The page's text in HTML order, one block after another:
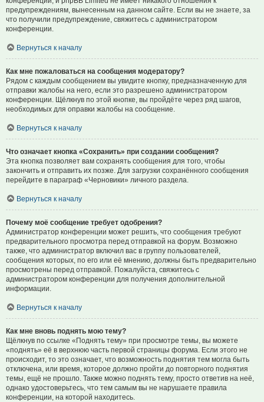
предупреждениям, вынесенным на данном сайте. Если вы не знаете, за
что получили предупреждение, свяжитесь с администратором
конференции.
Вернуться к началу
Как мне пожаловаться на сообщения модератору?
Рядом с каждым сообщением вы увидите кнопку, предназначенную для
отправки жалобы на него, если это разрешено администратором
конференции. Щёлкнув по этой кнопке, вы пройдёте через ряд шагов,
необходимых для оправки жалобы на сообщение.
Вернуться к началу
Что означает кнопка «Сохранить» при создании сообщения?
Эта кнопка позволяет вам сохранять сообщения для того, чтобы
закончить и отправить их позже. Для загрузки сохранённого сообщения
перейдите в параграф «Черновики» личного раздела.
Вернуться к началу
Почему моё сообщение требует одобрения?
Администратор конференции может решить, что сообщения требуют
предварительного просмотра перед отправкой на форум. Возможно
также, что администратор включил вас в группу пользователей,
сообщения которых, по его или её мнению, должны быть предварительно
просмотрены перед отправкой. Пожалуйста, свяжитесь с
администратором конференции для получения дополнительной
информации.
Вернуться к началу
Как мне вновь поднять мою тему?
Щёлкнув по ссылке «Поднять тему» при просмотре темы, вы можете
«поднять» её в верхнюю часть первой страницы форума. Если этого не
происходит, то это означает, что возможность поднятия тем могла быть
отключена, или время, которое должно пройти до повторного поднятия
темы, ещё не прошло. Также можно поднять тему, просто ответив на неё,
однако удостоверьтесь, что тем самым вы не нарушаете правила
конференции, на которой находитесь.